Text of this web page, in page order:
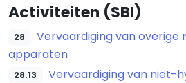
Activiteiten (SBI)
28
Vervaardiging van overige
apparaten
28.13
Vervaardiging van niet-